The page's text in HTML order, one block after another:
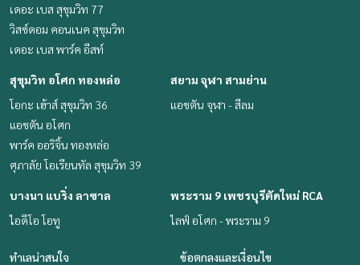
เดอะ เบส สุขุมวิท 77
วิสซ์ดอม คอนเนค สุขุมวิท
เดอะ เบส พาร์ค อีสท์
สุขุมวิท อโศก ทองหล่อ
โอกะ เฮ้าส์ สุขุมวิท 36
แอชตัน อโศก
พาร์ค ออริจิ้น ทองหล่อ
ศุภาลัย โอเรียนทัล สุขุมวิท 39
สยาม จุฬา สามย่าน
แอชตัน จุฬา - สีลม
บางนา แบริ่ง ลาซาล
ไอดีโอ โอทู
พระราม 9 เพชรบุรีตัดใหม่ RCA
ไลฟ์ อโศก - พระราม 9
ทำเลน่าสนใจ
ข้อตกลงและเงื่อนไข